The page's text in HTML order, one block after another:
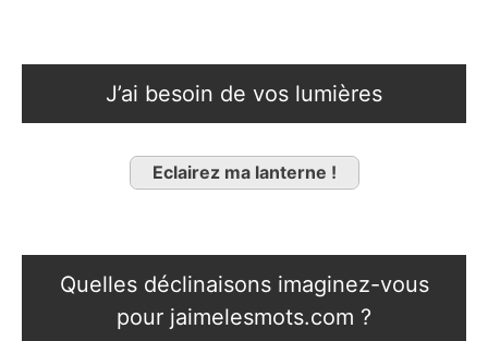
J’ai besoin de vos lumières
Eclairez ma lanterne !
Quelles déclinaisons imaginez-vous
pour jaimelesmots.com ?